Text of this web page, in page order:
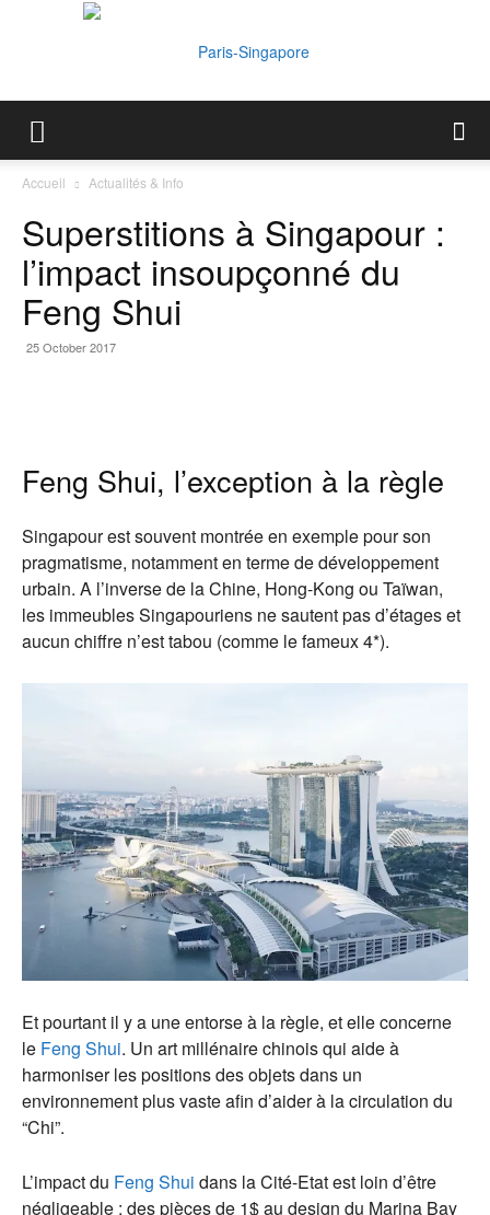
Singapore
Accueil Actualités & Info
Superstitions à Singapour :
l’impact insoupçonné du
Feng Shui
25 October 2017
Feng Shui, l’exception à la règle
Singapour est souvent montrée en exemple pour son
pragmatisme, notamment en terme de développement
urbain. A l’inverse de la Chine, Hong-Kong ou Taïwan,
les immeubles Singapouriens ne sautent pas d’étages et
aucun chiffre n’est tabou (comme le fameux 4*).
Et pourtant il y a une entorse à la règle, et elle concerne
le Feng Shui. Un art millénaire chinois qui aide à
harmoniser les positions des objets dans un
environnement plus vaste afin d’aider à la circulation du
“Chi”.
L’impact du Feng Shui dans la Cité-Etat est loin d’être
négligeable : des pièces de 1$ au design du Marina Bay